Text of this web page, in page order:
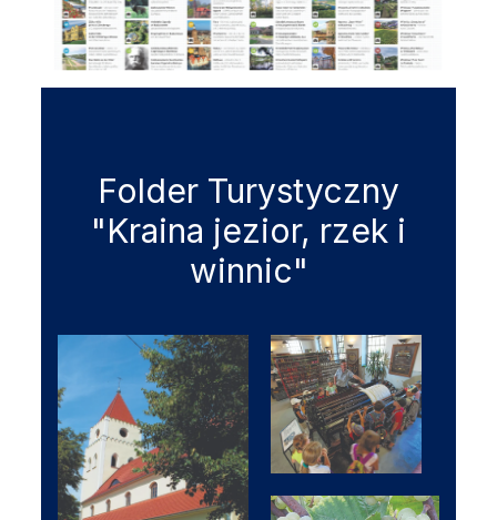
Folder Turystyczny
"Kraina jezior, rzek i
winnic"